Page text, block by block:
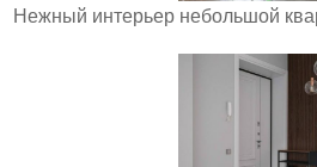
Нежный интерьер небольшой